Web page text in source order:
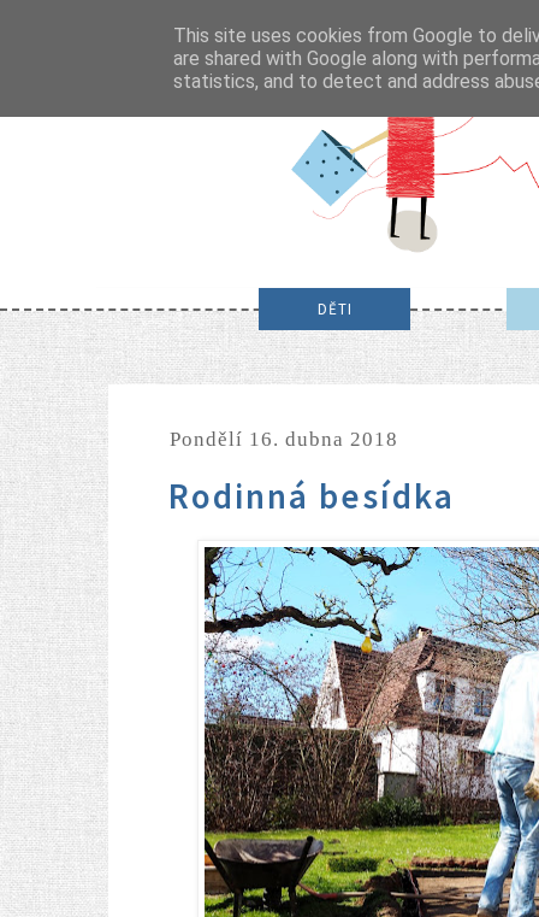
DĚTI
pondělí 16. dubna 2018
Rodinná besídka
This site uses cookies from Google to
are shared with Google along with
statistics, and to detect and address